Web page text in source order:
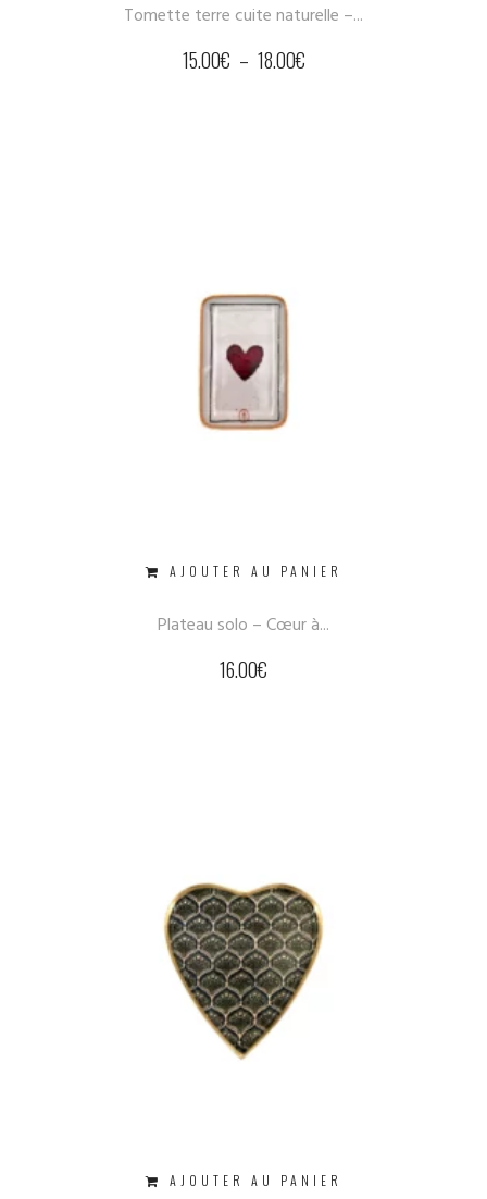
Tomette terre cuite naturelle –...
15.00€ – 18.00€
AJOUTER AU PANIER
Plateau solo – Cœur à...
16.00€
AJOUTER AU PANIER